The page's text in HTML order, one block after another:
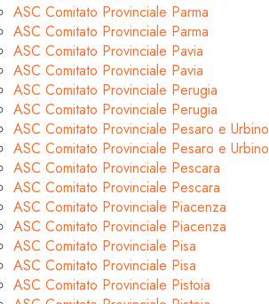
ASC Comitato Provinciale Parma
ASC Comitato Provinciale Parma
ASC Comitato Provinciale Pavia
ASC Comitato Provinciale Pavia
ASC Comitato Provinciale Perugia
ASC Comitato Provinciale Perugia
ASC Comitato Provinciale Pesaro e Urbino
ASC Comitato Provinciale Pesaro e Urbino
ASC Comitato Provinciale Pescara
ASC Comitato Provinciale Pescara
ASC Comitato Provinciale Piacenza
ASC Comitato Provinciale Piacenza
ASC Comitato Provinciale Pisa
ASC Comitato Provinciale Pisa
ASC Comitato Provinciale Pistoia